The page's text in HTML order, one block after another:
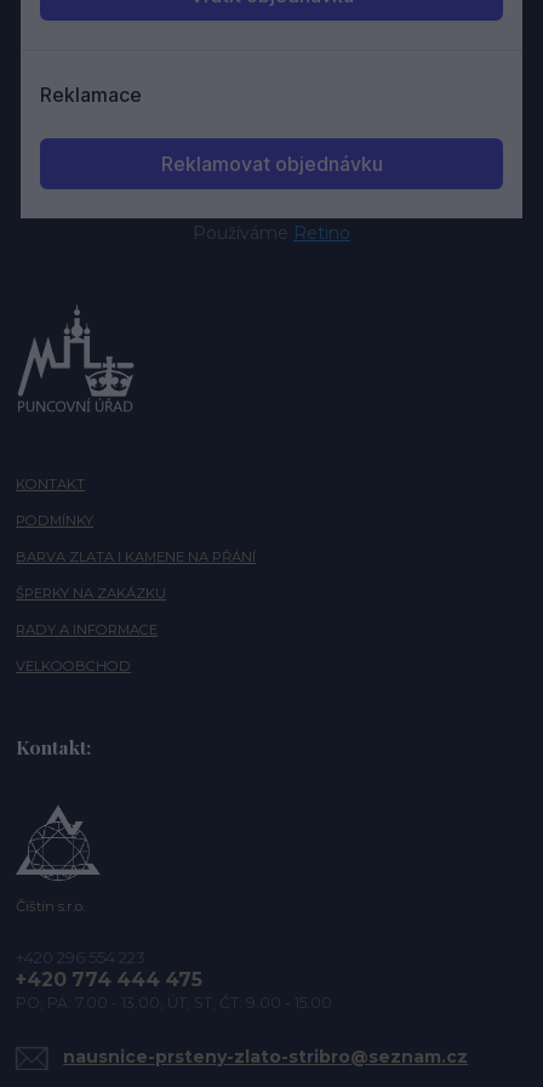
Používáme Retino
KONTAKT
PODMÍNKY
BARVA ZLATA I KAMENE NA PŘÁNÍ
ŠPERKY NA ZAKÁZKU
RADY A INFORMACE
VELKOOBCHOD
Kontakt:
Čištín s.r.o.
+420 296 554 223
+420 774 444 475
PO, PÁ: 7.00 - 13.00, ÚT, ST, ČT: 9.00 - 15.00
nausnice-prsteny-zlato-stribro@seznam.cz